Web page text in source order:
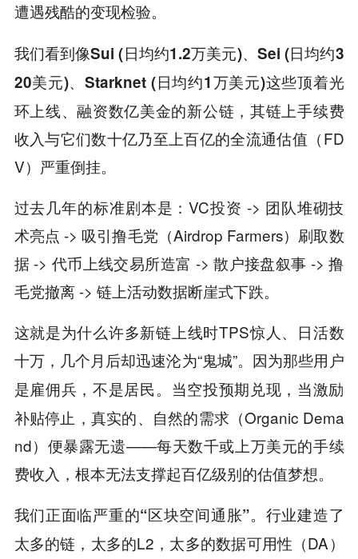
遭遇残酷的变现检验。
我们看到像Sui (日均约1.2万美元)、 Sei (日均约3
20美元)、Starknet (日均约1万美元)这些顶着光
环上线、融资数亿美金的新公链，其链上手续费
收入与它们数十亿乃至上百亿的全流通估值（FD
V）严重倒挂。
过去几年的标准剧本是：VC投资 -> 团队堆砌技
术亮点 -> 吸引撸毛党（Airdrop Farmers）刷取数
据 -> 代币上线交易所造富 -> 散户接盘叙事 -> 撸
毛党撤离 -> 链上活动数据断崖式下跌。
这就是为什么许多新链上线时TPS惊人、日活数
十万，几个月后却迅速沦为“鬼城”。 因为那些用户
是雇佣兵，不是居民。 当空投预期兑现，当激励
补贴停止，真实的、自然的需求（Organic Dema
nd）便暴露无遗——每天数千或上万美元的手续
费收入，根本无法支撑起百亿级别的估值梦想。
我们正面临严重的“区块空间通胀”。行业建造了
太多的链，太多的L2，太多的数据可用性（DA）